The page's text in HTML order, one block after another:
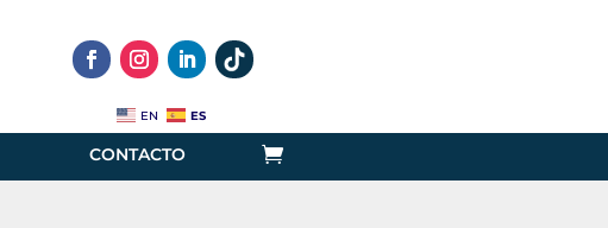
EN ES
CONTACTO